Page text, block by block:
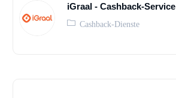
iGraal - Cashback-Service
Cashback-Dienste